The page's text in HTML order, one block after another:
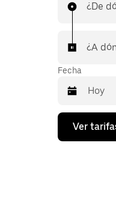
¿De
¿A
Fecha
Presiona
flecha
Ver